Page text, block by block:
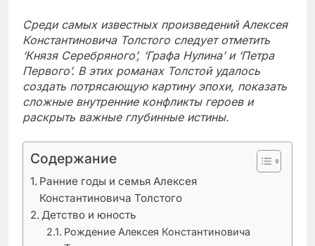
Среди самых известных произведений Алексея
Константиновича Толстого следует отметить
‘Князя Серебряного’, ‘Графа Нулина’ и ‘Петра
Первого’. В этих романах Толстой удалось
создать потрясающую картину эпохи, показать
сложные внутренние конфликты героев и
раскрыть важные глубинные истины.
Содержание
Ранние годы и семья Алексея
Константиновича Толстого
Детство и юность
Рождение Алексея Константиновича